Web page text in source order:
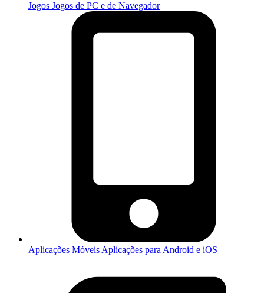
Jogos Jogos de PC e de Navegador
Aplicações Móveis Aplicações para Android e iOS